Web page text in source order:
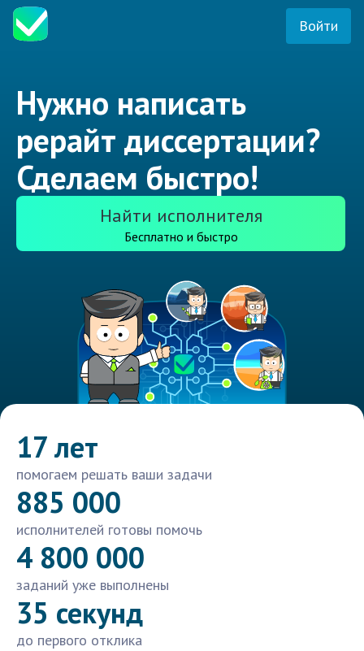
Войти
Нужно написать
рерайт диссертации?
Сделаем быстро!
Найти исполнителя
Бесплатно и быстро
17 лет
помогаем решать ваши задачи
885 000
исполнителей готовы помочь
4 800 000
заданий уже выполнены
35 секунд
до первого отклика